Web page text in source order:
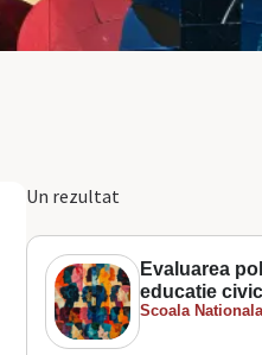
Un rezultat
Evaluarea
educatie
Scoala